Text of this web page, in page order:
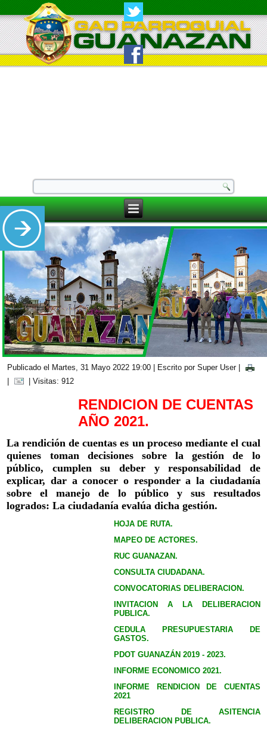
Publicado el Martes, 31 Mayo 2022 19:00 | Escrito por Super User|
|
| Visitas: 912
RENDICION DE CUENTAS
AÑO 2021.
La rendición de cuentas es un proceso mediante el cual
quienes toman decisiones sobre la gestión de lo
público, cumplen su deber y responsabilidad de
explicar, dar a conocer o responder a la ciudadanía
sobre el manejo de lo público y sus resultados
logrados: La ciudadanía evalúa dicha gestión.
HOJA DE RUTA.
MAPEO DE ACTORES.
RUC GUANAZAN.
CONSULTA CIUDADANA.
CONVOCATORIAS DELIBERACION.
INVITACION A LA DELIBERACION
PUBLICA.
CEDULA PRESUPUESTARIA DE
GASTOS.
PDOT GUANAZÁN 2019 - 2023.
INFORME ECONOMICO 2021.
INFORME RENDICION DE CUENTAS
2021
REGISTRO DE ASITENCIA
DELIBERACION PUBLICA.